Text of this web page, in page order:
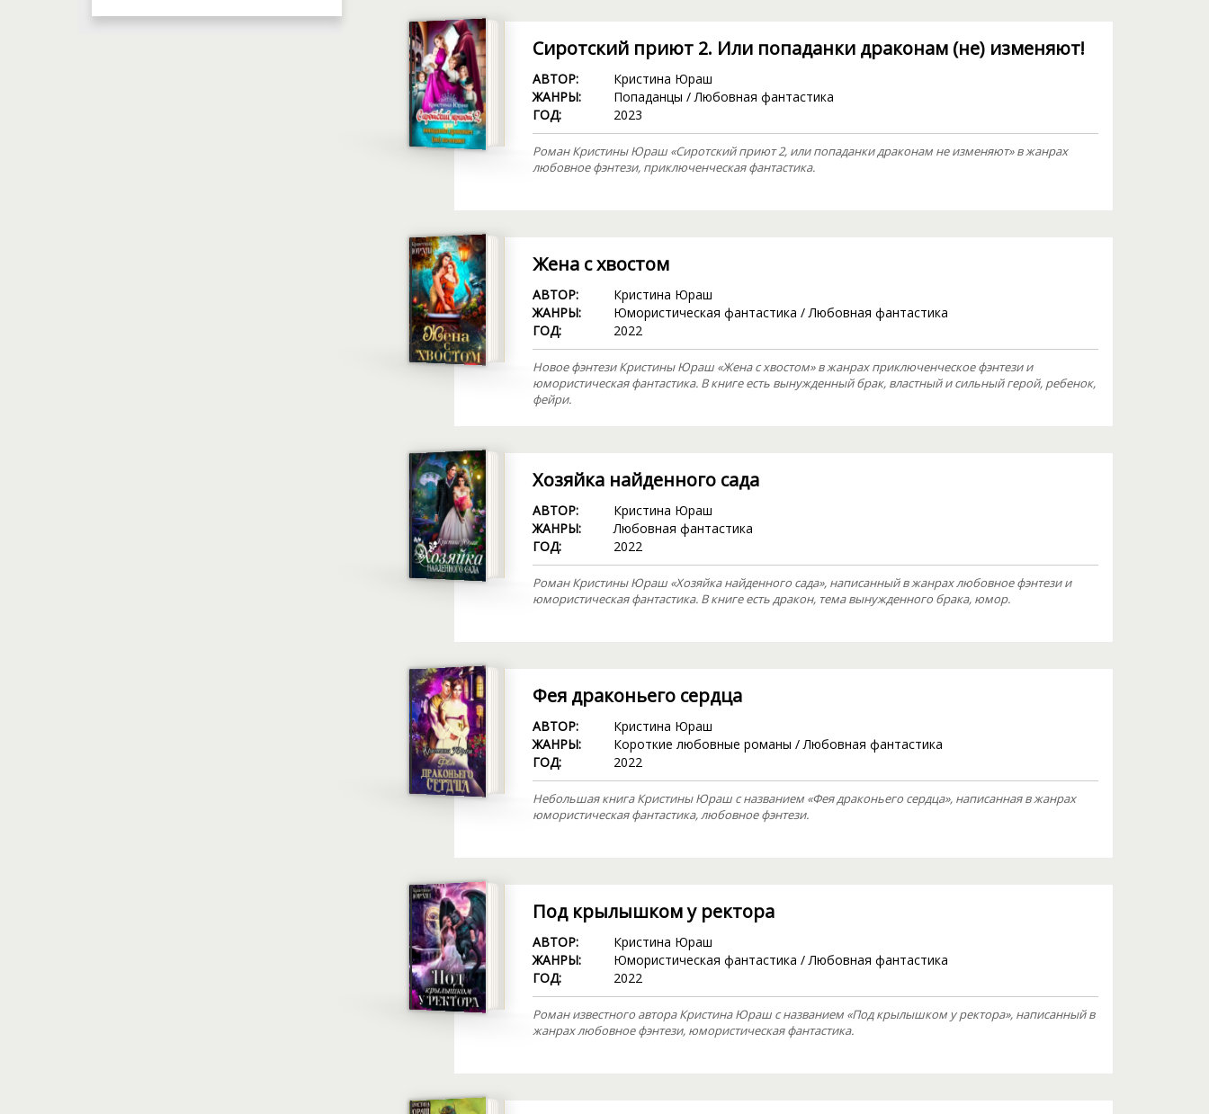
Cиротский приют 2. Или попаданки драконам (не) изменяют!
АВТОР:
Кристина Юраш
ЖАНРЫ:
Попаданцы /Любовная фантастика
ГОД:
2023
Роман Кристины Юраш «Сиротский приют 2, или попаданки драконам не изменяют» в жанрах
любовное фэнтези, приключенческая фантастика.
Жена с хвостом
АВТОР:
Кристина Юраш
ЖАНРЫ:
Юмористическая фантастика /Любовная фантастика
ГОД:
2022
Новое фэнтези Кристины Юраш «Жена с хвостом» в жанрах приключенческое фэнтези и
юмористическая фантастика. В книге есть вынужденный брак, властный и сильный герой, ребенок,
фейри.
Хозяйка найденного сада
АВТОР:
Кристина Юраш
ЖАНРЫ:
Любовная фантастика
ГОД:
2022
Роман Кристины Юраш «Хозяйка найденного сада», написанный в жанрах любовное фэнтези и
юмористическая фантастика. В книге есть дракон, тема вынужденного брака, юмор.
Фея драконьего сердца
АВТОР:
Кристина Юраш
ЖАНРЫ:
Короткие любовные романы /Любовная фантастика
ГОД:
2022
Небольшая книга Кристины Юраш с названием «Фея драконьего сердца», написанная в жанрах
юмористическая фантастика, любовное фэнтези.
Под крылышком у ректора
АВТОР:
Кристина Юраш
ЖАНРЫ:
Юмористическая фантастика /Любовная фантастика
ГОД:
2022
Роман известного автора Кристина Юраш с названием «Под крылышком у ректора», написанный в
жанрах любовное фэнтези, юмористическая фантастика.